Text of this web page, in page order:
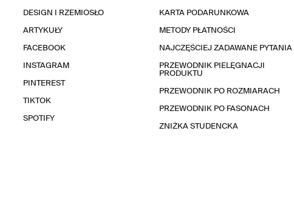
DESIGN I RZEMIOSŁO
ARTYKUŁY
FACEBOOK
INSTAGRAM
PINTEREST
TIKTOK
SPOTIFY
KARTA PODARUNKOWA
METODY PŁATNOŚCI
NAJCZĘŚCIEJ ZADAWANE PYTANIA
PRZEWODNIK PIELĘGNACJI
PRODUKTU
PRZEWODNIK PO ROZMIARACH
PRZEWODNIK PO FASONACH
ZNIŻKA STUDENCKA